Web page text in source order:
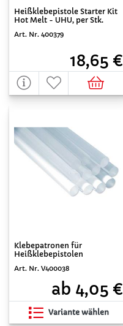
Heißklebepistole Starter Kit
Hot Melt - UHU, per Stk.
Art. Nr. 400379
18,65 €
Klebepatronen für
Heißklebepistolen
Art. Nr. V400038
ab 4,05 €
Variante wählen